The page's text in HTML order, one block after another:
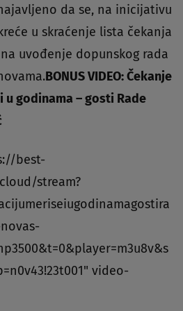
da se, na inicijativu
u skraćenje lista čekanja
uvođenje dopunskog rada
BONUS VIDEO: Čekanje
u godinama – gosti Rade
best-
stream?
video-